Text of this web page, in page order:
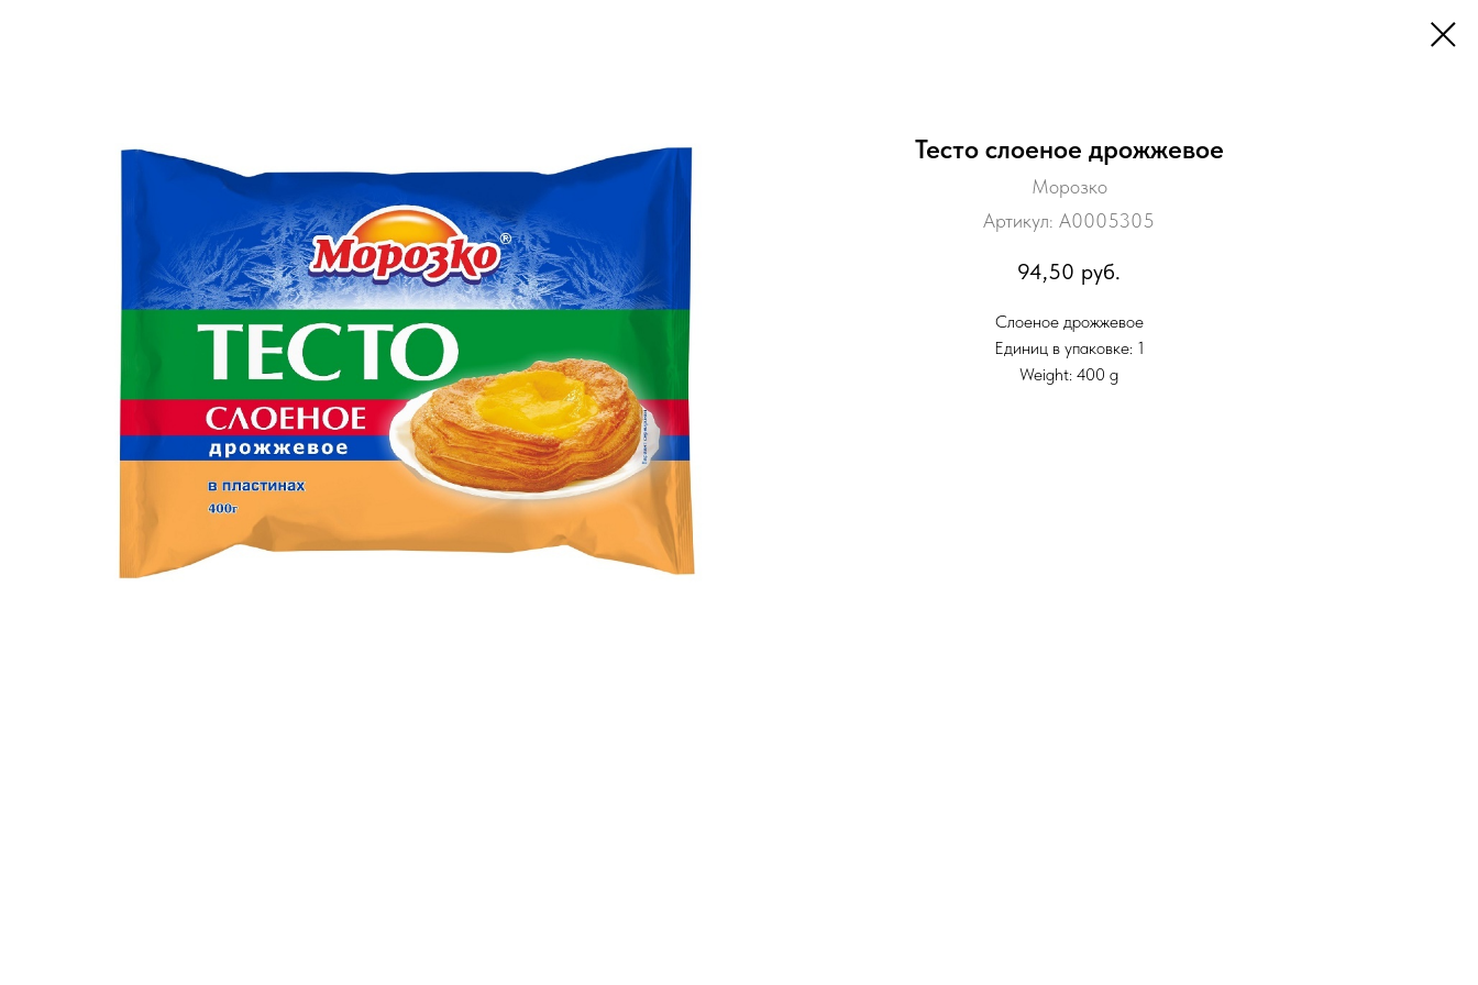
Тесто слоеное дрожжевое
Морозко
Артикул: A0005305
94,50 руб.
Слоеное дрожжевое
Единиц в упаковке: 1
Weight: 400 g